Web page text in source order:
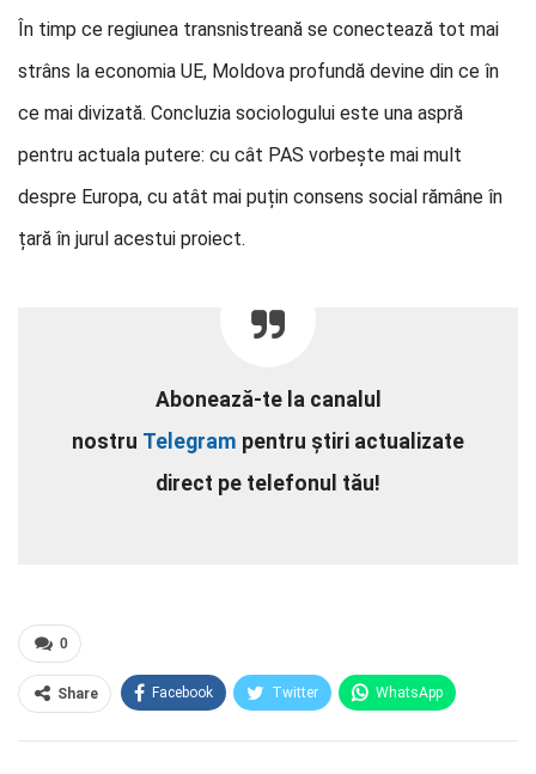
În timp ce regiunea transnistreană se conectează tot mai
strâns la economia UE, Moldova profundă devine din ce în
ce mai divizată. Concluzia sociologului este una aspră
pentru actuala putere: cu cât PAS vorbește mai mult
despre Europa, cu atât mai puțin consens social rămâne în
țară în jurul acestui proiect.
Abonează-te la canalul
nostru Telegram pentru știri actualizate
direct pe telefonul tău!
0
Share Facebook Twitter WhatsApp